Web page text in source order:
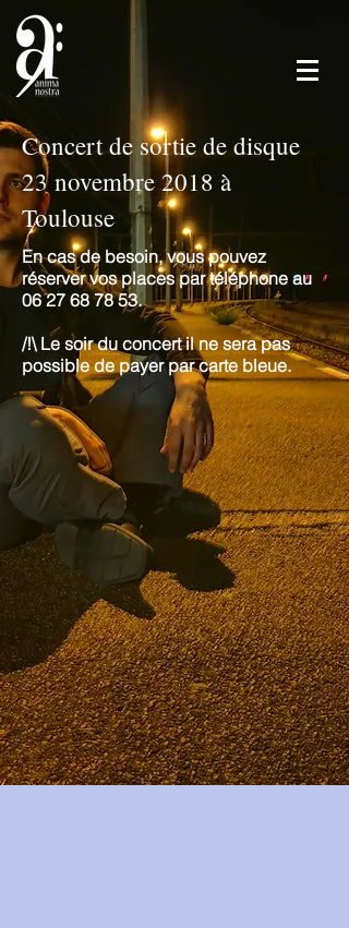
Concert de sortie de disque
23 novembre 2018 à
Toulouse
En cas de besoin, vous pouvez
réserver vos places par téléphone au
06 27 68 78 53.
/!\ Le soir du concert il ne sera pas
possible de payer par carte bleue.